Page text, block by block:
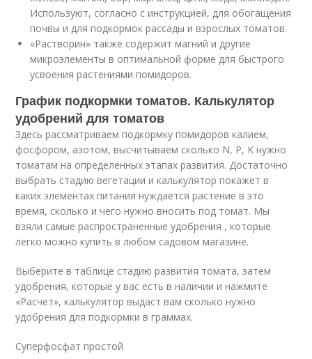
Используют, согласно с инструкцией, для обогащения
почвы и для подкормок рассады и взрослых томатов.
«Растворин» также содержит магний и другие
микроэлементы в оптимальной форме для быстрого
усвоения растениями помидоров.
График подкормки томатов. Калькулятор
удобрений для томатов
Здесь рассматриваем подкормку помидоров калием,
фосфором, азотом, высчитываем сколько N, P, K нужно
томатам на определенных этапах развития. Достаточно
выбрать стадию вегетации и калькулятор покажет в
каких элементах питания нуждается растение в это
время, сколько и чего нужно вносить под томат. Мы
взяли самые распространенные удобрения , которые
легко можно купить в любом садовом магазине.
Выберите в таблице стадию развития томата, затем
удобрения, которые у вас есть в наличии и нажмите
«Расчет», калькулятор выдаст вам сколько нужно
удобрения для подкормки в граммах.
Суперфосфат простой